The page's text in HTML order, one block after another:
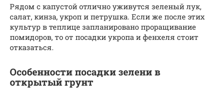
Рядом с капустой отлично уживутся зеленый лук,
салат, кинза, укроп и петрушка. Если же после этих
культур в теплице запланировано проращивание
помидоров, то от посадки укропа и фенхеля стоит
отказаться.
Особенности посадки зелени в
открытый грунт